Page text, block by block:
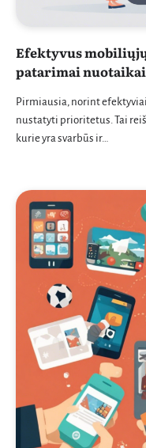
Efektyvus
patarimai
Pirmiausia, norint
nustatyti prioritetus. Tai
kurie yra svarbūs ir…